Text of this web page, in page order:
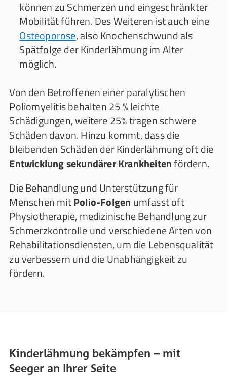
können zu Schmerzen und eingeschränkter
Mobilität führen. Des Weiteren ist auch eine
Osteoporose, also Knochenschwund als
Spätfolge der Kinderlähmung im Alter
möglich.
Von den Betroffenen einer paralytischen
Poliomyelitis behalten 25 % leichte
Schädigungen, weitere 25% tragen schwere
Schäden davon. Hinzu kommt, dass die
bleibenden Schäden der Kinderlähmung oft die
Entwicklung sekundärer Krankheitenfördern.
Die Behandlung und Unterstützung für
Menschen mitPolio-Folgen umfasst oft
Physiotherapie, medizinische Behandlung zur
Schmerzkontrolle und verschiedene Arten von
Rehabilitationsdiensten, um die Lebensqualität
zu verbessern und die Unabhängigkeit zu
fördern.
Kinderlähmung bekämpfen – mit
Seeger an Ihrer Seite